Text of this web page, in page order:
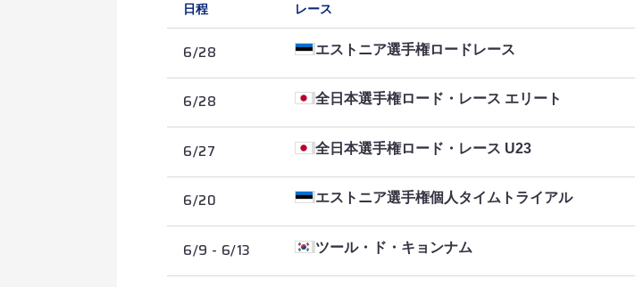
2026/8/4 第1ステージ カフラマンマラシュ－アリ・カヤシュ
日程 レース
6/28 エストニア選手権ロードレース
6/28 全日本選手権ロード・レース エリート
6/27 全日本選手権ロード・レース U23
6/20 エストニア選手権個人タイムトライアル
6/9 - 6/13 ツール・ド・キョンナム